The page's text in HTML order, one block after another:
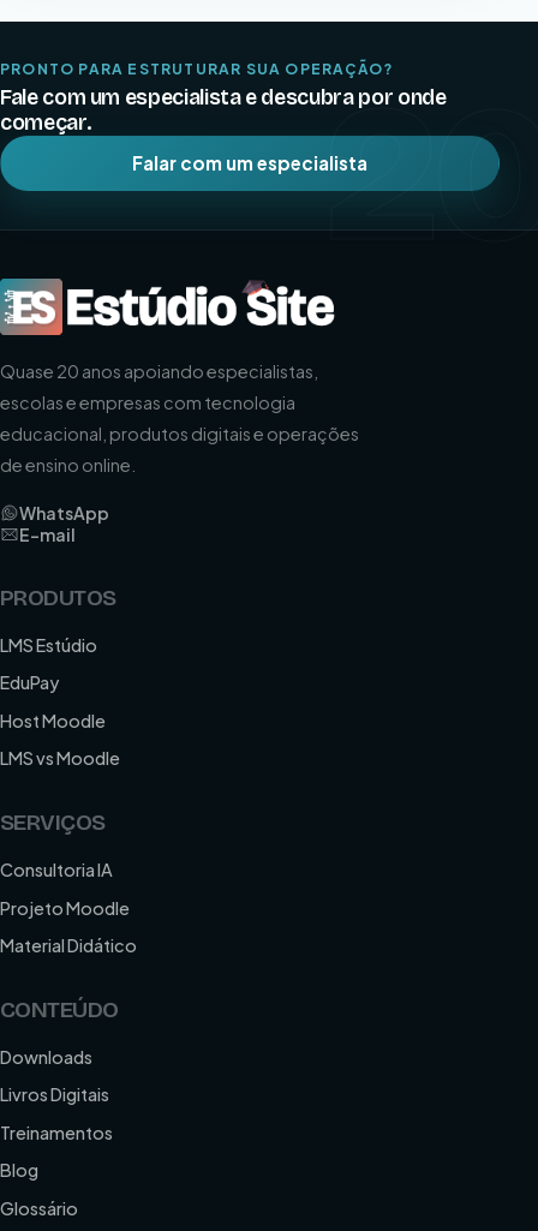
PRONTO PARA ESTRUTURAR SUA OPERAÇÃO?
Fale com um especialista e descubra por onde
começar.
Falar com um especialista
Quase 20 anos apoiando especialistas,
escolas e empresas com tecnologia
educacional, produtos digitais e operações
de ensino online.
WhatsApp
E-mail
PRODUTOS
LMS Estúdio
EduPay
Host Moodle
LMS vs Moodle
SERVIÇOS
Consultoria IA
Projeto Moodle
Material Didático
CONTEÚDO
Downloads
Livros Digitais
Treinamentos
Blog
Glossário